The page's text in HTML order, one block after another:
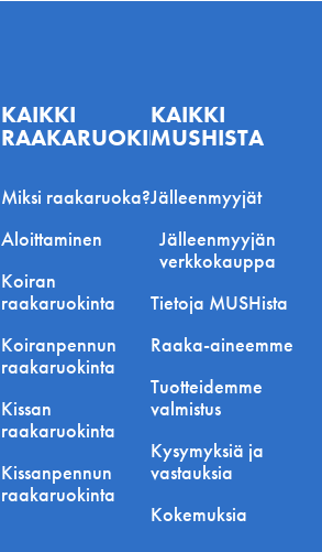
KAIKKI
RAAKARUOKINNASTA
Miksi raakaruoka?
Aloittaminen
Koiran
raakaruokinta
Koiranpennun
raakaruokinta
Kissan
raakaruokinta
Kissanpennun
raakaruokinta
KAIKKI
MUSHISTA
Jälleenmyyjät
Jälleenmyyjän
verkkokauppa
Tietoja MUSHista
Raaka-aineemme
Tuotteidemme
valmistus
Kysymyksiä ja
vastauksia
Kokemuksia